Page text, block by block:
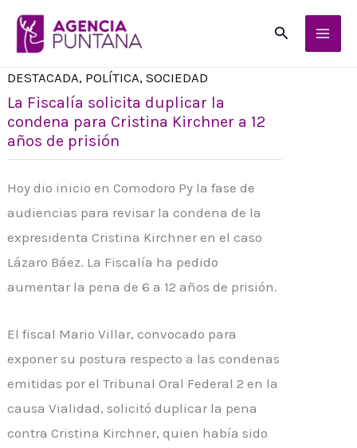
Buscar
DESTACADA, POLÍTICA,SOCIEDAD
La Fiscalía solicita duplicar la
condena para Cristina Kirchner a 12
años de prisión
Hoy dio inicio en Comodoro Py la fase de
audiencias para revisar la condena de la
expresidenta Cristina Kirchner en el caso
Lázaro Báez. La Fiscalía ha pedido
aumentar la pena de 6 a 12 años de prisión.
El fiscal Mario Villar, convocado para
exponer su postura respecto a las condenas
emitidas por el Tribunal Oral Federal 2 en la
causa Vialidad, solicitó duplicar la pena
contra Cristina Kirchner, quien había sido